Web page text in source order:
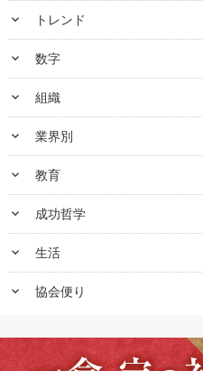
keyboard_arrow_down トレンド
keyboard_arrow_down 数字
keyboard_arrow_down 組織
keyboard_arrow_down 業界別
keyboard_arrow_down 教育
keyboard_arrow_down 成功哲学
keyboard_arrow_down 生活
keyboard_arrow_down 協会便り